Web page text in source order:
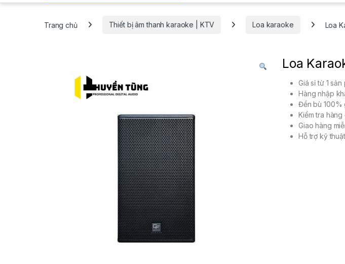
Trang chủ Thiết bị âm thanh karaoke | KTV Loa karaoke Loa
Loa
Giá sỉ từ 1 sản
Hàng nhập
Đền bù 100%
Kiểm tra
Giao hàng
Hỗ trợ kỹ